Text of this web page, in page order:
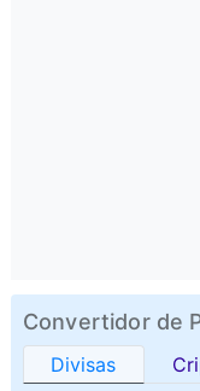
Convertidor de
Divisas